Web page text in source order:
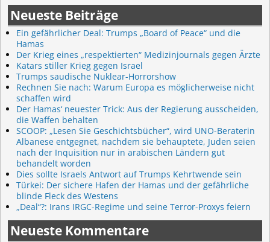
Neueste Beiträge
Ein gefährlicher Deal: Trumps „Board of Peace“ und die
Hamas
Der Krieg eines „respektierten“ Medizinjournals gegen Ärzte
Katars stiller Krieg gegen Israel
Trumps saudische Nuklear-Horrorshow
Rechnen Sie nach: Warum Europa es möglicherweise nicht
schaffen wird
Der Hamas‘ neuester Trick: Aus der Regierung ausscheiden,
die Waffen behalten
SCOOP: „Lesen Sie Geschichtsbücher“, wird UNO-Beraterin
Albanese entgegnet, nachdem sie behauptete, Juden seien
nach der Inquisition nur in arabischen Ländern gut
behandelt worden
Dies sollte Israels Antwort auf Trumps Kehrtwende sein
Türkei: Der sichere Hafen der Hamas und der gefährliche
blinde Fleck des Westens
„Deal“?: Irans IRGC-Regime und seine Terror-Proxys feiern
Neueste Kommentare